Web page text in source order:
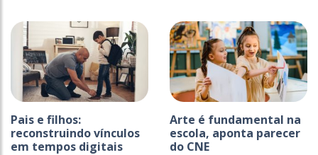
Pais e filhos:
reconstruindo vínculos
em tempos digitais
Arte é fundamental na
escola, aponta parecer
do CNE